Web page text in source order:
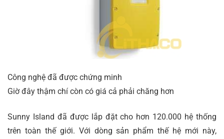
Công nghệ đã được chứng minh
Giờ đây thậm chí còn có giá cả phải chăng hơn
Sunny Island đã được lắp đặt cho hơn 120.000 hệ thống
trên toàn thế giới. Với dòng sản phẩm thế hệ mới này,